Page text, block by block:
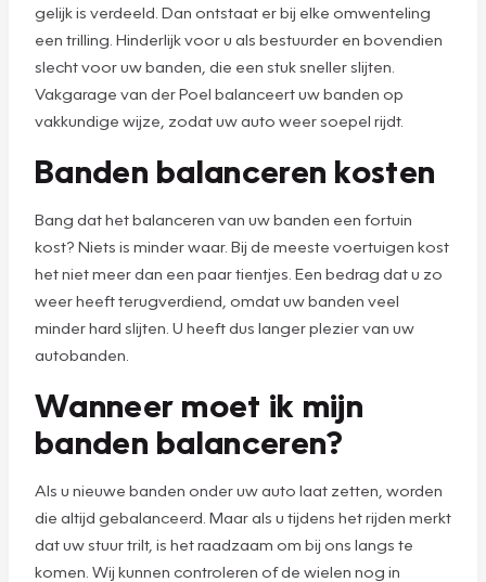
gelijk is verdeeld. Dan ontstaat er bij elke omwenteling
een trilling. Hinderlijk voor u als bestuurder en bovendien
slecht voor uw banden, die een stuk sneller slijten.
Vakgarage van der Poel balanceert uw banden op
vakkundige wijze, zodat uw auto weer soepel rijdt.
Banden balanceren kosten
Bang dat het balanceren van uw banden een fortuin
kost? Niets is minder waar. Bij de meeste voertuigen kost
het niet meer dan een paar tientjes. Een bedrag dat u zo
weer heeft terugverdiend, omdat uw banden veel
minder hard slijten. U heeft dus langer plezier van uw
autobanden.
Wanneer moet ik mijn
banden balanceren?
Als u nieuwe banden onder uw auto laat zetten, worden
die altijd gebalanceerd. Maar als u tijdens het rijden merkt
dat uw stuur trilt, is het raadzaam om bij ons langs te
komen. Wij kunnen controleren of de wielen nog in